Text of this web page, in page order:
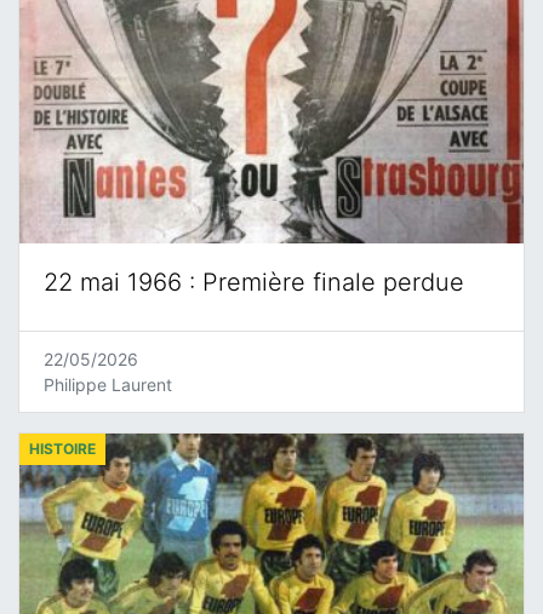
22 mai 1966 : Première finale perdue
22/05/2026
Philippe Laurent
HISTOIRE